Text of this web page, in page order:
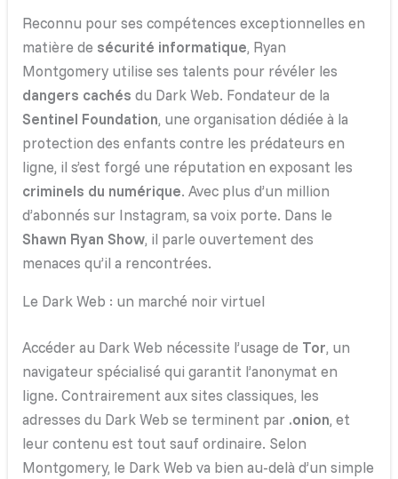
Reconnu pour ses compétences exceptionnelles en
matière de sécurité informatique, Ryan
Montgomery utilise ses talents pour révéler les
dangers cachés du Dark Web. Fondateur de la
Sentinel Foundation, une organisation dédiée à la
protection des enfants contre les prédateurs en
ligne, il s’est forgé une réputation en exposant les
criminels du numérique. Avec plus d’un million
d’abonnés sur Instagram, sa voix porte. Dans le
Shawn Ryan Show, il parle ouvertement des
menaces qu’il a rencontrées.
Le Dark Web : un marché noir virtuel
Accéder au Dark Web nécessite l’usage de Tor, un
navigateur spécialisé qui garantit l’anonymat en
ligne. Contrairement aux sites classiques, les
adresses du Dark Web se terminent par .onion, et
leur contenu est tout sauf ordinaire. Selon
Montgomery, le Dark Web va bien au-delà d’un simple